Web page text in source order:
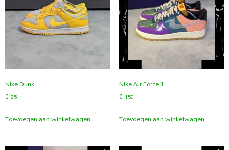
Nike Dunk
€85
Toevoegen aan winkelwagen
Nike Air Force 1
€150
Toevoegen aan winkelwagen